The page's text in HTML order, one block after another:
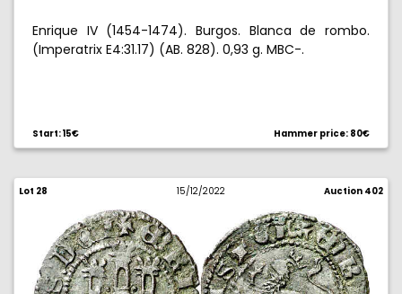
Enrique IV (1454-1474). Burgos. Blanca de rombo.
(Imperatrix E4:31.17) (AB. 828). 0,93 g. MBC-.
Start: 15€ Hammer price: 80€
Lot 28 15/12/2022 Auction 402